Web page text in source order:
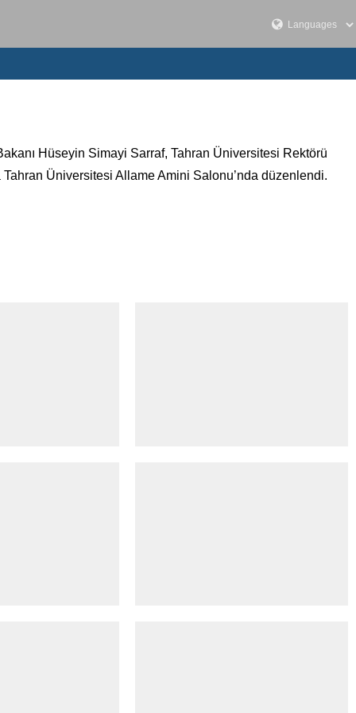
Hüseyin Simayi Sarraf, Tahran Üniversitesi Rektörü
Üniversitesi Allame Amini Salonu’nda düzenlendi.